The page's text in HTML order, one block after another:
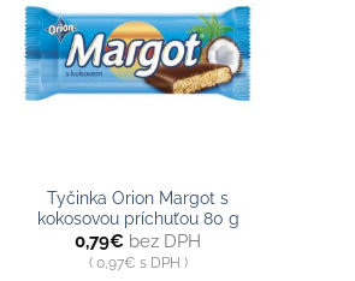
zoznamu
Tyčinka Orion Margot s
kokosovou príchuťou 80 g
0,79€ bez DPH
0,97€ s DPH